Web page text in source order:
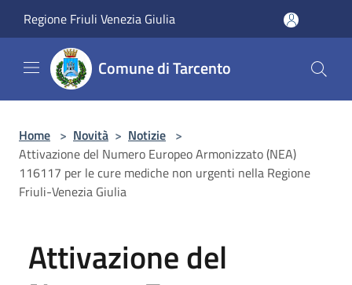
Regione Friuli Venezia Giulia
Comune di Tarcento
Home > Novità > Notizie >
Attivazione del Numero Europeo Armonizzato (NEA)
116117 per le cure mediche non urgenti nella Regione
Friuli-Venezia Giulia
Attivazione del